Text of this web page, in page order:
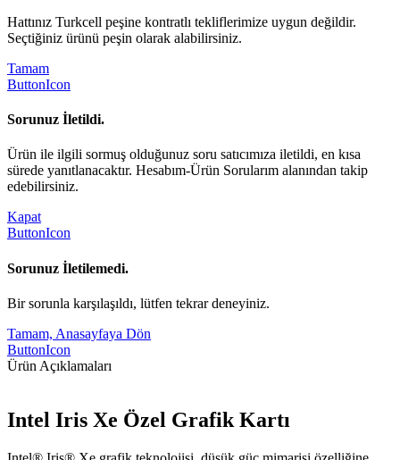
Hattınız Turkcell peşine kontratlı tekliflerimize uygun değildir.
Seçtiğiniz ürünü peşin olarak alabilirsiniz.
Tamam
ButtonIcon
Sorunuz İletildi.
Ürün ile ilgili sormuş olduğunuz soru satıcımıza iletildi, en kısa
sürede yanıtlanacaktır. Hesabım-Ürün Sorularım alanından takip
edebilirsiniz.
Kapat
ButtonIcon
Sorunuz İletilemedi.
Bir sorunla karşılaşıldı, lütfen tekrar deneyiniz.
Tamam, Anasayfaya Dön
ButtonIcon
Ürün Açıklamaları
Intel Iris Xe Özel Grafik Kartı